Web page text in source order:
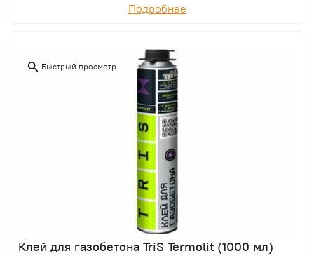
Подробнее
Быстрый просмотр
Клей для газобетона TriS Termolit (1000 мл)